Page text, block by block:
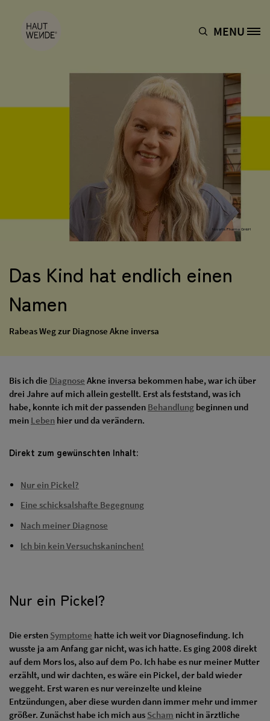
Site Logo MENU
Novartis Pharma GmbH
Das Kind hat endlich einen
Namen
Rabeas Weg zur Diagnose Akne inversa
Bis ich die Diagnose Akne inversa bekommen habe, war ich über
drei Jahre auf mich allein gestellt. Erst als feststand, was ich
habe, konnte ich mit der passenden Behandlung beginnen und
mein Leben hier und da verändern.
Direkt zum gewünschten Inhalt:
Nur ein Pickel?
Eine schicksalshafte Begegnung
Nach meiner Diagnose
Ich bin kein Versuchskaninchen!
Nur ein Pickel?
Die ersten Symptome hatte ich weit vor Diagnosefindung. Ich
wusste ja am Anfang gar nicht, was ich hatte. Es ging 2008 direkt
auf dem Mors los, also auf dem Po. Ich habe es nur meiner Mutter
erzählt, und wir dachten, es wäre ein Pickel, der bald wieder
weggeht. Erst waren es nur vereinzelte und kleine
Entzündungen, aber diese wurden dann immer mehr und immer
größer. Zunächst habe ich mich aus Scham nicht in ärztliche